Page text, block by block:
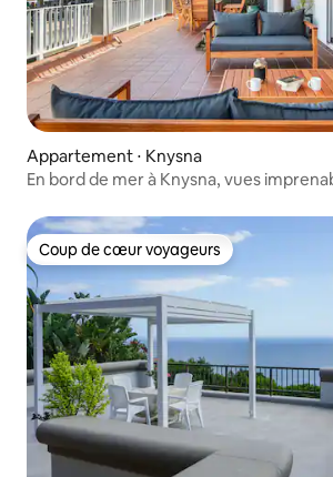
Appartement ⋅ Knysna
En bord de mer à Knysna, vues
Coup de cœur voyageurs
Coup de cœur voyageurs